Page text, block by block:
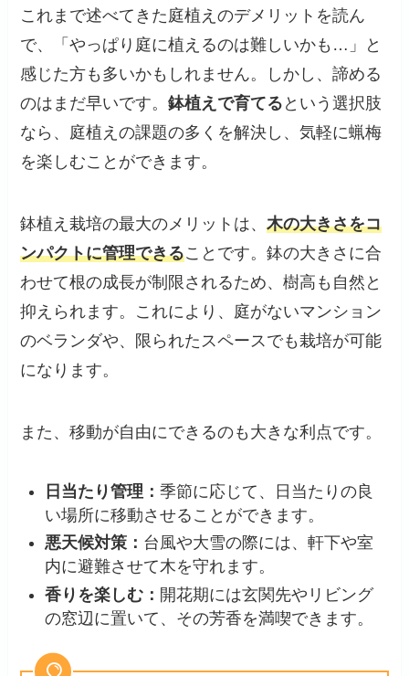
これまで述べてきた庭植えのデメリットを読ん
で、「やっぱり庭に植えるのは難しいかも…」と
感じた方も多いかもしれません。しかし、諦める
のはまだ早いです。鉢植えで育てる という選択肢
なら、庭植えの課題の多くを解決し、気軽に蝋梅
を楽しむことができます。
鉢植え栽培の最大のメリットは、木の大きさをコ
ンパクトに管理できることです。鉢の大きさに合
わせて根の成長が制限されるため、樹高も自然と
抑えられます。これにより、庭がないマンション
のベランダや、限られたスペースでも栽培が可能
になります。
また、移動が自由にできるのも大きな利点です。
日当たり管理：季節に応じて、日当たりの良
い場所に移動させることができます。
悪天候対策： 台風や大雪の際には、軒下や室
内に避難させて木を守れます。
香りを楽しむ： 開花期には玄関先やリビング
の窓辺に置いて、その芳香を満喫できます。